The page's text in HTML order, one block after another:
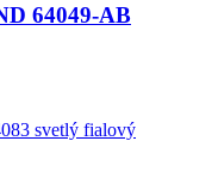
64049-AB